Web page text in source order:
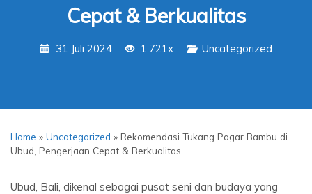
Cepat & Berkualitas
31 Juli 2024 1.721x Uncategorized
Home » Uncategorized » Rekomendasi Tukang Pagar Bambu di
Ubud, Pengerjaan Cepat & Berkualitas
Ubud, Bali, dikenal sebagai pusat seni dan budaya yang